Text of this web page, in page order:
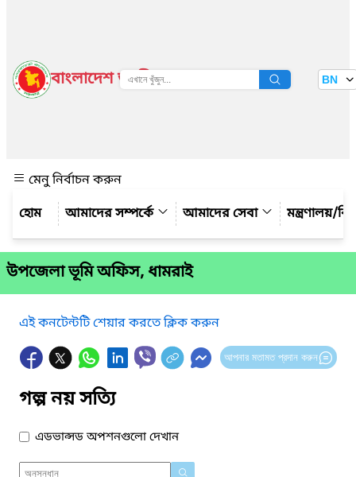
বাংলাদেশ জাতীয় তথ্য বাতায়ন BN
মেনু নির্বাচন করুন
আমাদের সম্পর্কে
আমাদের সেবা মন্ত্রণালয়/
উপজেলা ভূমি অফিস, ধামরাই
এই কনটেন্টটি শেয়ার করতে ক্লিক করুন
আপনার মতামত প্রদান করুন
গল্প নয় সত্যি
এডভান্সড অপশনগুলো দেখান